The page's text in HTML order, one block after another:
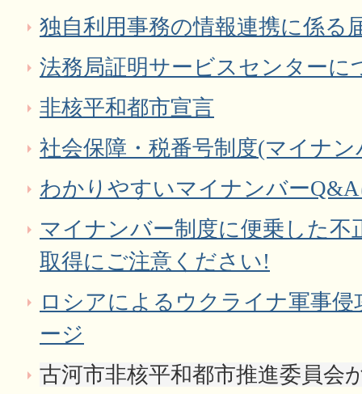
独自利用事務の情報連携に係る
法務局証明サービスセンターに
非核平和都市宣言
社会保障・税番号制度(マイナン
わかりやすいマイナンバー
マイナンバー制度に便乗した不
取得にご注意ください!
ロシアによるウクライナ軍事
ージ
古河市非核平和都市推進委員会